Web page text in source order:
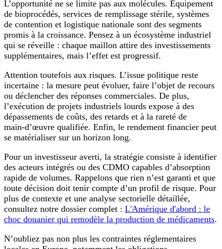
L’opportunité ne se limite pas aux molécules. Équipement
de bioprocédés, services de remplissage stérile, systèmes
de contention et logistique nationale sont des segments
promis à la croissance. Pensez à un écosystème industriel
qui se réveille : chaque maillon attire des investissements
supplémentaires, mais l’effet est progressif.
Attention toutefois aux risques. L’issue politique reste
incertaine : la mesure peut évoluer, faire l’objet de recours
ou déclencher des réponses commerciales. De plus,
l’exécution de projets industriels lourds expose à des
dépassements de coûts, des retards et à la rareté de
main‑d’œuvre qualifiée. Enfin, le rendement financier peut
se matérialiser sur un horizon long.
Pour un investisseur averti, la stratégie consiste à identifier
des acteurs intégrés ou des CDMO capables d’absorption
rapide de volumes. Rappelons que rien n’est garanti et que
toute décision doit tenir compte d’un profil de risque. Pour
plus de contexte et une analyse sectorielle détaillée,
consultez notre dossier complet : L'Amérique d'abord : le
choc douanier qui remodèle la production de médicaments.
N’oubliez pas non plus les contraintes réglementaires